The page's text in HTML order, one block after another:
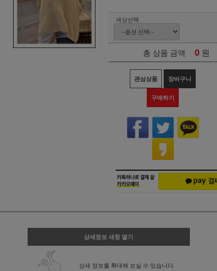
색상선택
총 상품 금액 0 원
관심상품 장바구니
구매하기
상세정보 새창 열기
상세 정보를 확대해 보실 수 있습니다.